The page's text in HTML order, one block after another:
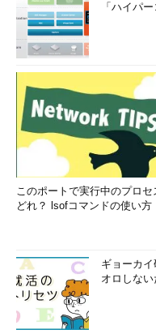
「ハイパ
このポートで実行中のプロセ
どれ？ lsofコマンドの使い方
ギョーカ
オロしな